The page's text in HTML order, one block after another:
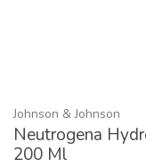
Johnson & Johnson
Neutrogena
200 Ml